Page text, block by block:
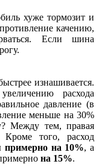
хуже тормозит и
качению,
Если шина
изнашивается.
расхода
давление (в
меньше на 30%
Между тем, правая
Кроме того, расход
примерно на 10%, а
на 15%.